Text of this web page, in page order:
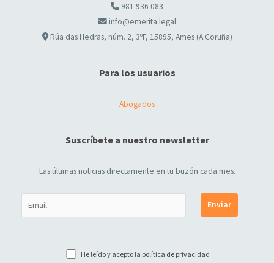
981 936 083
info@emerita.legal
Rúa das Hedras, núm. 2, 3ºF, 15895, Ames (A Coruña)
Para los usuarios
Abogados
Suscríbete a nuestro newsletter
Las últimas noticias directamente en tu buzón cada mes.
He leído y acepto la política de privacidad